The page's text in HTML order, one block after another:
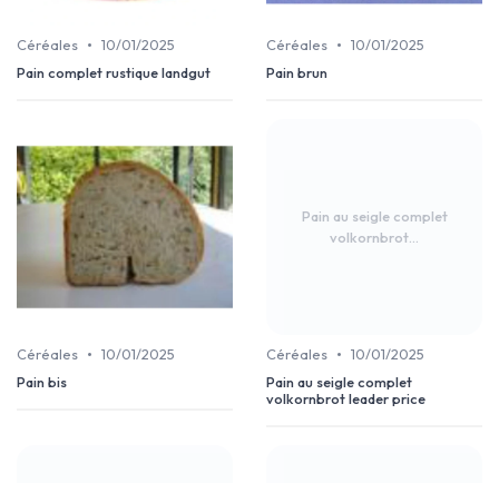
Céréales • 10/01/2025
Pain complet rustique landgut
Céréales • 10/01/2025
Pain brun
Céréales • 10/01/2025
Pain bis
Pain au seigle complet
volkornbrot...
Céréales • 10/01/2025
Pain au seigle complet
volkornbrot leader price